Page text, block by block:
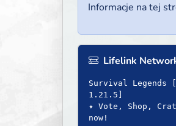
Informacje na tej
Lifelink
Survival Legends
1.21.5]
✦ Vote, Shop,
now!